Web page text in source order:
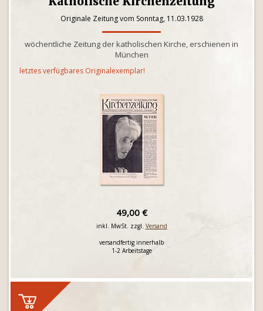
Originale Zeitung vom Sonntag, 11.03.1928
wöchentliche Zeitung der katholischen Kirche, erschienen in
München
letztes verfügbares Originalexemplar!
49,00 €
inkl. MwSt. zzgl. Versand
versandfertig innerhalb
1-2 Arbeitstage